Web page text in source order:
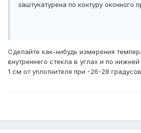
заштукатурена по контуру оконного
Сделайте как-нибудь измерения
внутреннего стекла в углах и по
1 см от уплотнителя при -26-28